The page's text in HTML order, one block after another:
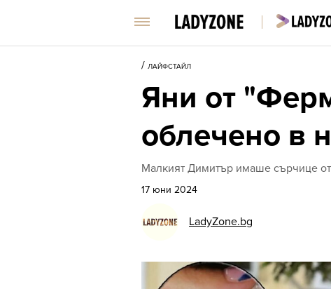
/ ЛАЙФСТАЙЛ
Яни от
облечено в
Малкият Димитър имаше сърчице
17 юни 2024
LadyZone.bg